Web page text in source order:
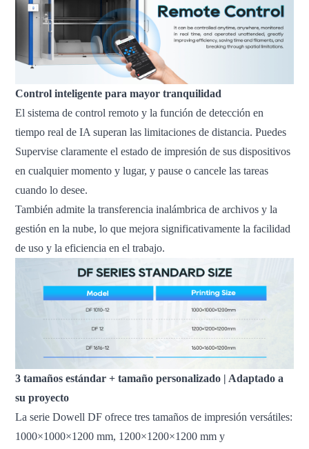
Control inteligente para mayor tranquilidad
El sistema de control remoto y la función de detección en
tiempo real de IA superan las limitaciones de distancia. Puedes
Supervise claramente el estado de impresión de sus dispositivos
en cualquier momento y lugar, y pause o cancele las tareas
cuando lo desee.
También admite la transferencia inalámbrica de archivos y la
gestión en la nube, lo que mejora significativamente la facilidad
de uso y la eficiencia en el trabajo.
3 tamaños estándar + tamaño personalizado | Adaptado a
su proyecto
La serie Dowell DF ofrece tres tamaños de impresión versátiles:
1000×1000×1200 mm, 1200×1200×1200 mm y